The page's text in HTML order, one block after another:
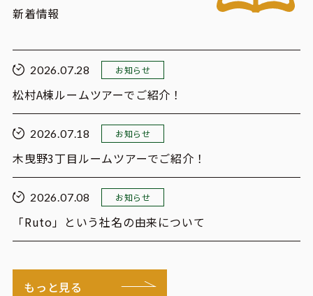
新着情報
2026.07.28 お知らせ
松村A棟ルームツアーでご紹介！
2026.07.18 お知らせ
木曳野3丁目ルームツアーでご紹介！
2026.07.08 お知らせ
「Ruto」という社名の由来について
もっと見る